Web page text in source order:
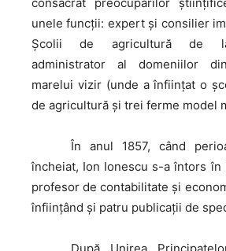
unele funcții: expert și consilier
Școlii de agricultură de la
administrator al domeniilor
marelui vizir (unde a înființat o
de agricultură și trei ferme model
În anul 1857, când
încheiat, Ion Ionescu s-a întors în
profesor de contabilitate şi
înfiinţând și patru publicaţii de